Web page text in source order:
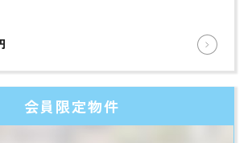
会員限定物件